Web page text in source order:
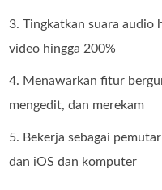
3. Tingkatkan suara audio
video hingga 200%
4. Menawarkan fitur
mengedit, dan merekam
5. Bekerja sebagai
dan iOS dan komputer